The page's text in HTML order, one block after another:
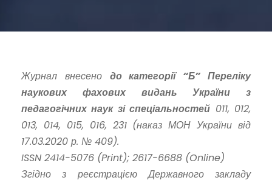
Журнал внесено до категорії “Б” Переліку
наукових фахових видань України з
педагогічних наук зі спеціальностей 011, 012,
013, 014, 015, 016, 231 (наказ МОН України від
17.03.2020 р. № 409).
ISSN 2414-5076 (Print); 2617-6688 (Online)
Згідно з реєстрацією Державного закладу